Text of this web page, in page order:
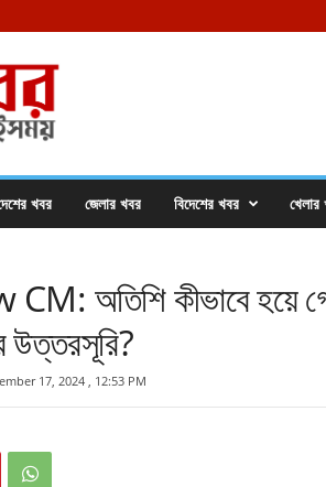
খবর জেলার খবর বিদেশের খবর খেলার
অতিশি কীভাবে হয়ে
উত্তরসূরি?
17, 2024 , 12:53 PM